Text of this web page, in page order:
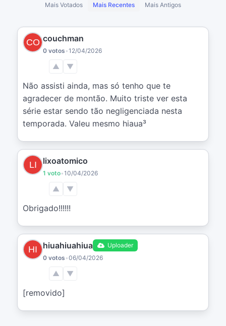
Mais Votados Mais Recentes Mais Antigos
couchman
0 votos •12/04/2026
▲ ▼
Não assisti ainda, mas só tenho que te
agradecer de montão. Muito triste ver esta
série estar sendo tão negligenciada nesta
temporada. Valeu mesmo hiaua³
lixoatomico
1 voto•10/04/2026
▲ ▼
Obrigado!!!!!!
hiuahiuahiua
Uploader
0 votos •06/04/2026
▲ ▼
[removido]